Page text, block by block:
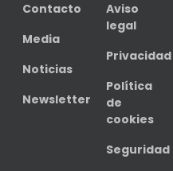
Contacto
Media
Noticias
Newsletter
Aviso
legal
Privacidad
Política
de
cookies
Seguridad